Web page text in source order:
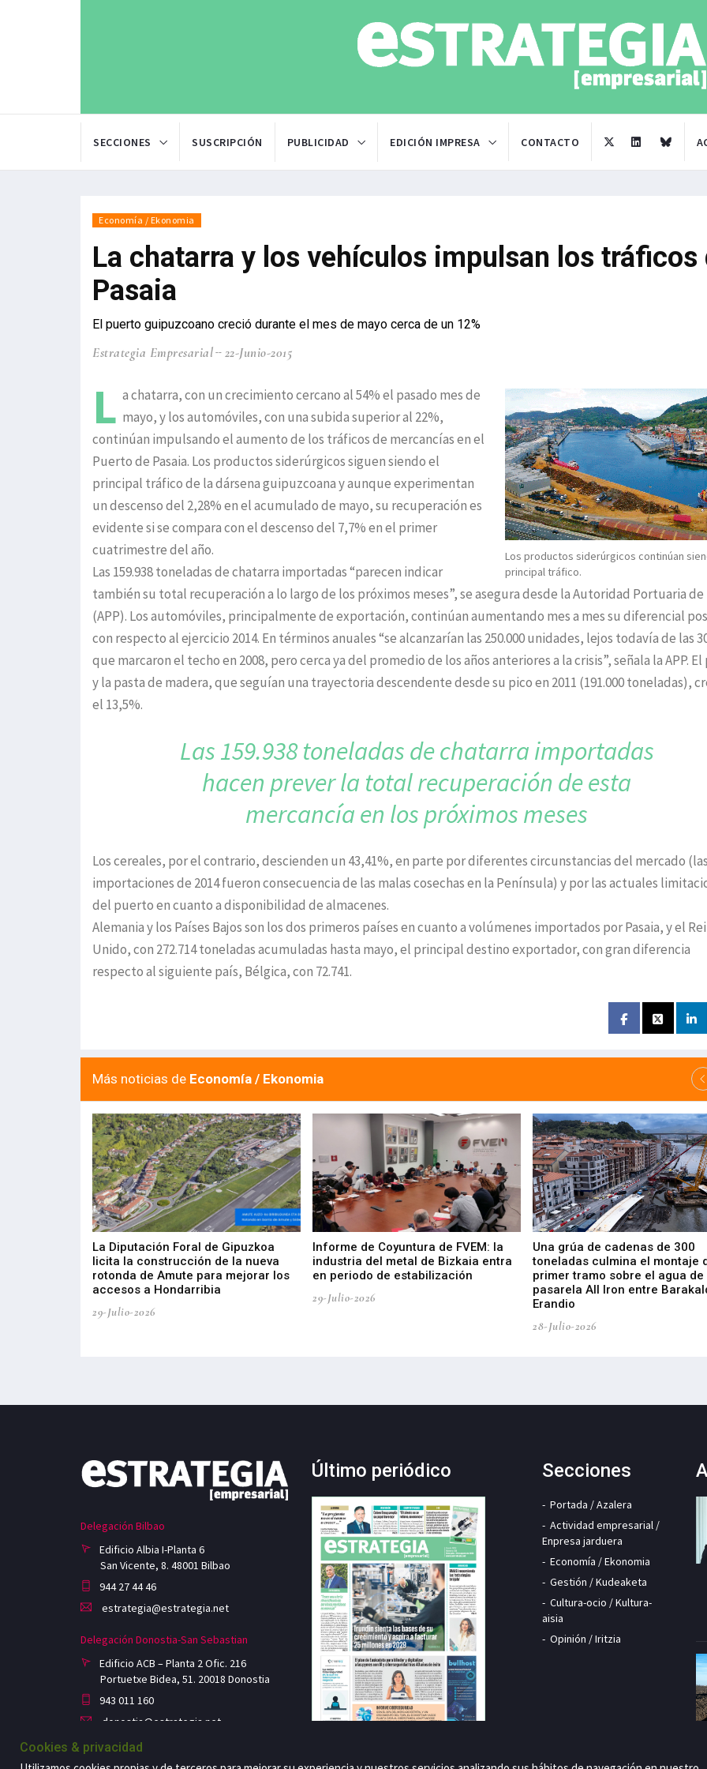
SECCIONES SUSCRIPCIÓN PUBLICIDAD EDICIÓN IMPRESA CONTACTO
Economía / Ekonomia
La chatarra y los vehículos impulsan los tráficos
Pasaia
El puerto guipuzcoano creció durante el mes de mayo cerca de un 12%
Estrategia Empresarial 22-Junio-2015
Los productos siderúrgicos continúan
principal tráfico.
L a chatarra, con un crecimiento cercano al 54% el pasado mes de
mayo, y los automóviles, con una subida superior al 22%,
continúan impulsando el aumento de los tráficos de mercancías en el
Puerto de Pasaia. Los productos siderúrgicos siguen siendo el
principal tráfico de la dársena guipuzcoana y aunque experimentan
un descenso del 2,28% en el acumulado de mayo, su recuperación es
evidente si se compara con el descenso del 7,7% en el primer
cuatrimestre del año.
Las 159.938 toneladas de chatarra importadas “parecen indicar
también su total recuperación a lo largo de los próximos meses”, se asegura desde la Autoridad Portuaria de
(APP). Los automóviles, principalmente de exportación, continúan aumentando mes a mes su diferencial
con respecto al ejercicio 2014. En términos anuales “se alcanzarían las 250.000 unidades, lejos todavía de las
que marcaron el techo en 2008, pero cerca ya del promedio de los años anteriores a la crisis”, señala la APP.
y la pasta de madera, que seguían una trayectoria descendente desde su pico en 2011 (191.000 toneladas),
el 13,5%.
Las 159.938 toneladas de chatarra importadas
hacen prever la total recuperación de esta
mercancía en los próximos meses
Los cereales, por el contrario, descienden un 43,41%, en parte por diferentes circunstancias del mercado (las
importaciones de 2014 fueron consecuencia de las malas cosechas en la Península) y por las actuales
del puerto en cuanto a disponibilidad de almacenes.
Alemania y los Países Bajos son los dos primeros países en cuanto a volúmenes importados por Pasaia, y el
Unido, con 272.714 toneladas acumuladas hasta mayo, el principal destino exportador, con gran diferencia
respecto al siguiente país, Bélgica, con 72.741.
Más noticias de Economía / Ekonomia
La Diputación Foral de Gipuzkoa
licita la construcción de la nueva
rotonda de Amute para mejorar los
accesos a Hondarribia
29-Julio-2026
Informe de Coyuntura de FVEM: la
industria del metal de Bizkaia entra
en periodo de estabilización
29-Julio-2026
Una grúa de cadenas de 300
toneladas culmina el montaje
primer tramo sobre el agua de
pasarela All Iron entre
Erandio
28-Julio-2026
Delegación Bilbao
Edificio Albia I-Planta 6
San Vicente, 8. 48001 Bilbao
944 27 44 46
estrategia@estrategia.net
Delegación Donostia-San Sebastian
Edificio ACB – Planta 2 Ofic. 216
Portuetxe Bidea, 51. 20018 Donostia
943 011 160
donostia@estrategia.net
Último periódico Secciones
Portada / Azalera
Actividad empresarial /
Enpresa jarduera
Economía / Ekonomia
Gestión / Kudeaketa
Cultura-ocio / Kultura-
aisia
Opinión / Iritzia
Cookies & privacidad